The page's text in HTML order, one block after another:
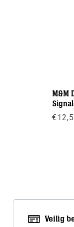
M&M
€
Veilig